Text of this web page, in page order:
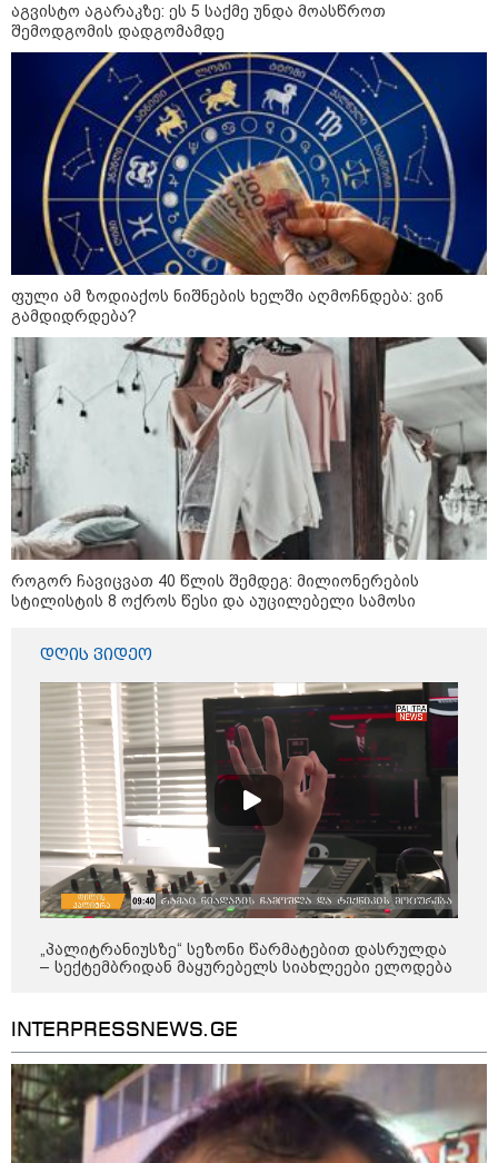
16:33 / 08-08-2026
"გიორგი ბარამიძემ რაღაც
არასწორად ჩამოაყალიბა,
მაგრამ ნამდვილად არ
ეკუთვნის წიხლი ივანიშვილის
ღალატზე დაფუძნებული
დიქტატურის მსახურებისგან" -
მიხეილ სააკაშვილი
16:22 / 08-08-2026
"აი, ეს არის სამშობლოს
ღალატი" - როგორ ეხმაურება
ნიკა გვარამია აგვისტოს ომთან
დაკავშირებით ირაკლი
კობახიძის განცხადებას?
კატეგორიის ყველა სიახლე
„გადავწყვიტეთ, უკვე
დასრულებული სივრცის
მონახულების შესაძლებლობა
ახლავე მოგცეთ“ - თბილისის
ახალი ზოოპარკი სატესტო
რეჟიმში იხსნება
აშშ-ს სახაზინო დეპარტამენტმა
დაასანქცირა
აზერბაიჯანის რკინიგზა ბაქო-
თბილისი-ბაქოს საერთაშორისო
მარშრუტზე ბილეთების გაყიდვის
პერიოდს ახანგრძლივებს
კონფლიქტები
აგვისტო აგარაკზე: ეს 5 საქმე უნდა მოასწროთ
შემოდგომის დადგომამდე
ფული ამ ზოდიაქოს ნიშნების ხელში აღმოჩნდება: ვინ
გამდიდრდება?
როგორ ჩავიცვათ 40 წლის შემდეგ: მილიონერების
სტილისტის 8 ოქროს წესი და აუცილებელი სამოსი
დღის ვიდეო
„პალიტრანიუსზე“ სეზონი წარმატებით დასრულდა
– სექტემბრიდან მაყურებელს სიახლეები ელოდება
INTERPRESSNEWS.GE